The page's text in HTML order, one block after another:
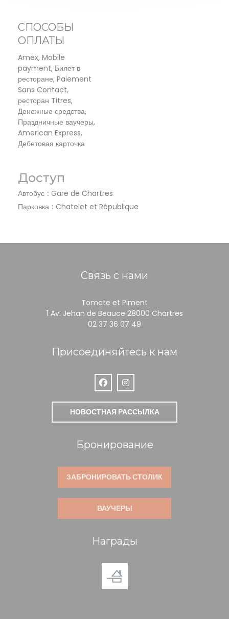
СПОСОБЫ
ОПЛАТЫ
Amex, Mobile
payment, Билет в
ресторане, Paiement
Sans Contact,
ресторан Titres,
Денежные средства,
Праздничные ваучеры,
American Express,
Дебетовая карточка
Доступ
Автобус
Gare de Chartres
Парковка
Chatelet et République
Связь с нами
Tomate et Piment
1 Av. Jehan de Beauce 28000 Chartres
02 37 36 07 49
Присоединяйтесь к нам
Facebook ((открывается в новом
Instagram ((открывается в
НОВОСТНАЯ РАССЫЛКА
Бронирование
ЗАБРОНИРОВАТЬ СТОЛИК
ВАУЧЕРЫ
Награды